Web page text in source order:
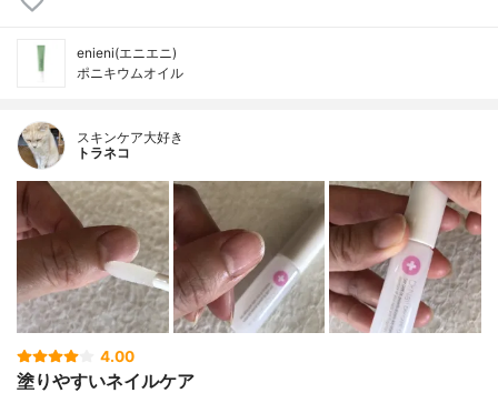
enieni(エニエニ)
ポニキウムオイル
スキンケア大好き
トラネコ
4.00
塗りやすいネイルケア